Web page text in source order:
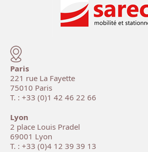
Rejoignez-nous !
.texte { width: 100% !important;
membre { font-size: 15px
height: 125% !important; color:
!important; }
Paris
221 rue La Fayette
75010 Paris
T. : +33 (0)1 42 46 22 66
Lyon
2 place Louis Pradel
69001 Lyon
T. : +33 (0)4 12 39 39 13